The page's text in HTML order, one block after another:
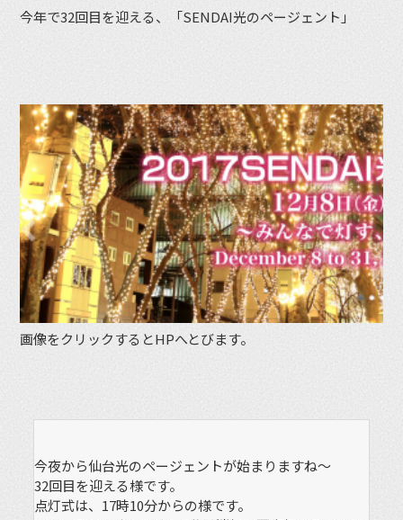
今年で32回目を迎える、「SENDAI光のページェント」
画像をクリックするとHPへとびます。
今夜から仙台光のページェントが始まりますね〜
32回目を迎える様です。
点灯式は、17時10分からの様です。